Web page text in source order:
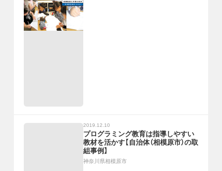
2019.12.10
プログラミング教育は指導しやすい
教材を活かす【自治体（相模原市）の取
組事例】
神奈川県相模原市